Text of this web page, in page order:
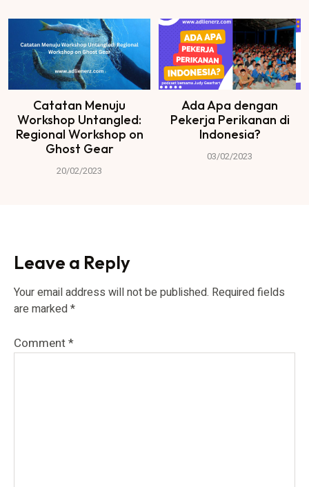
Catatan Menuju
Workshop Untangled:
Regional Workshop on
Ghost Gear
20/02/2023
Ada Apa dengan
Pekerja Perikanan di
Indonesia?
03/02/2023
Leave a Reply
Your email address will not be published. Required fields
are marked*
Comment*